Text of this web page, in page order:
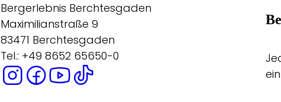
Bergerlebnis Berchtesgaden
Maximilianstraße 9
83471 Berchtesgaden
Tel.: +49 8652 65650-0